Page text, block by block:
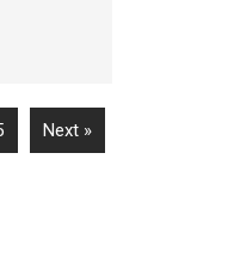
Next »